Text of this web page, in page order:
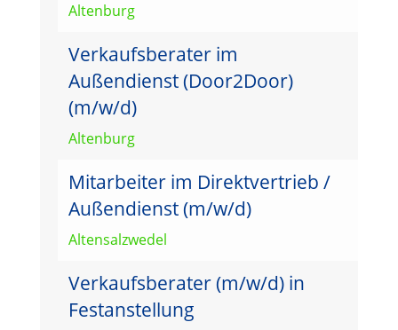
Altenburg
Verkaufsberater im
Außendienst (Door2Door)
(m/w/d)
Altenburg
Mitarbeiter im Direktvertrieb /
Außendienst (m/w/d)
Altensalzwedel
Verkaufsberater (m/w/d) in
Festanstellung